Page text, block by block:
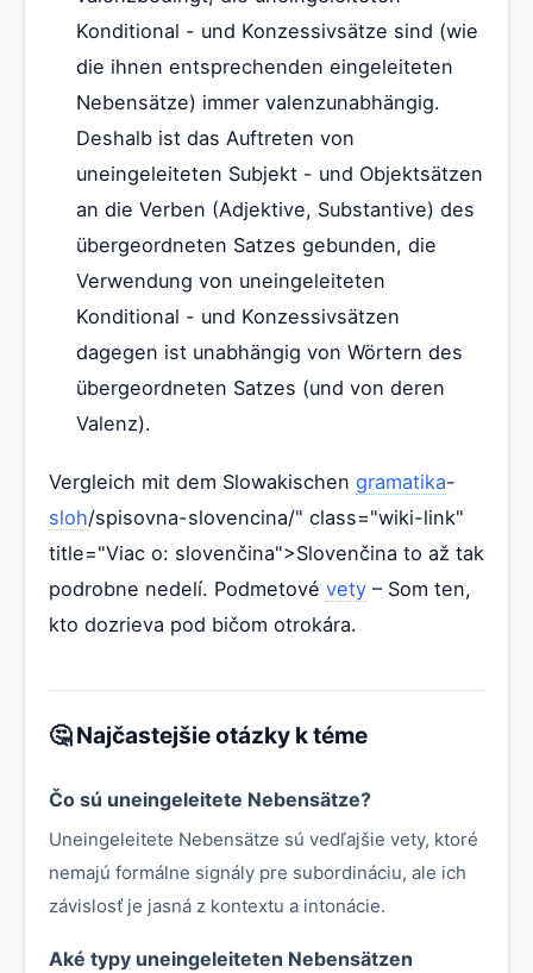
Konditional - und Konzessivsätze sind (wie
die ihnen entsprechenden eingeleiteten
Nebensätze) immer valenzunabhängig.
Deshalb ist das Auftreten von
uneingeleiteten Subjekt - und Objektsätzen
an die Verben (Adjektive, Substantive) des
übergeordneten Satzes gebunden, die
Verwendung von uneingeleiteten
Konditional - und Konzessivsätzen
dagegen ist unabhängig von Wörtern des
übergeordneten Satzes (und von deren
Valenz).
Vergleich mit dem Slowakischen gramatika-
sloh/spisovna-slovencina/" class="wiki-link"
title="Viac o: slovenčina">Slovenčina to až tak
podrobne nedelí. Podmetové vety – Som ten,
kto dozrieva pod bičom otrokára.
🤔 Najčastejšie otázky k téme
Čo sú uneingeleitete Nebensätze?
Uneingeleitete Nebensätze sú vedľajšie vety, ktoré
nemajú formálne signály pre subordináciu, ale ich
závislosť je jasná z kontextu a intonácie.
Aké typy uneingeleiteten Nebensätzen